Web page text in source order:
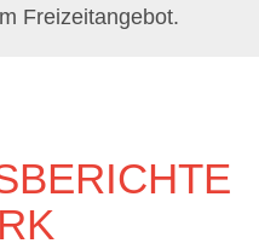
Freizeitangebot.